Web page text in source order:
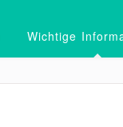
Wichtige